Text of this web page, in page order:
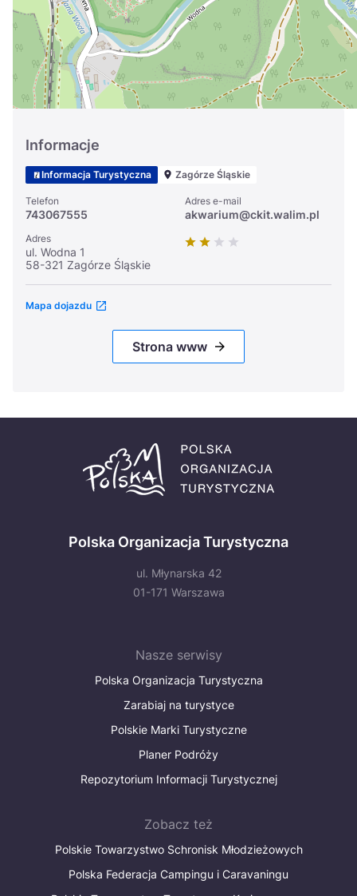
Informacje
Informacja Turystyczna Zagórze Śląskie
Telefon
743067555
Adres e-mail
akwarium@ckit.walim.pl
Adres
ul. Wodna 1
58-321 Zagórze Śląskie
Mapa dojazdu
Strona www
Polska Organizacja Turystyczna
ul. Młynarska 42
01-171 Warszawa
Nasze serwisy
Polska Organizacja Turystyczna
Zarabiaj na turystyce
Polskie Marki Turystyczne
Planer Podróży
Repozytorium Informacji Turystycznej
Zobacz też
Polskie Towarzystwo Schronisk Młodzieżowych
Polska Federacja Campingu i Caravaningu